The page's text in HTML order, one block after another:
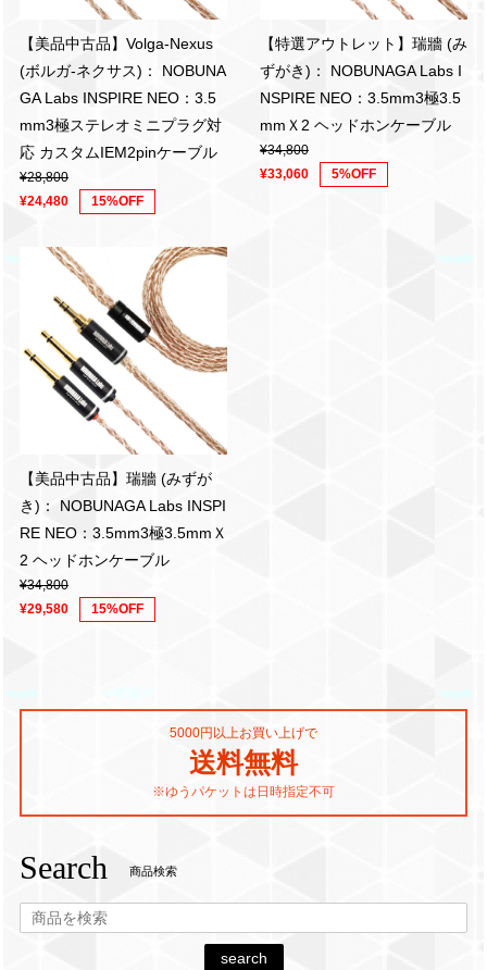
【美品中古品】Volga-Nexus
(ボルガ-ネクサス)： NOBUNA
GA Labs INSPIRE NEO：3.5
mm3極ステレオミニプラグ対
応 カスタムIEM2pinケーブル
¥28,800
¥24,480
15%OFF
【特選アウトレット】瑞牆 (み
ずがき)： NOBUNAGA Labs I
NSPIRE NEO：3.5mm3極3.5
mmＸ2 ヘッドホンケーブル
¥34,800
¥33,060
5%OFF
【美品中古品】瑞牆 (みずが
き)： NOBUNAGA Labs INSPI
RE NEO：3.5mm3極3.5mmＸ
2 ヘッドホンケーブル
¥34,800
¥29,580
15%OFF
5000円以上お買い上げで
送料無料
※ゆうパケットは日時指定不可
Search 商品検索
search